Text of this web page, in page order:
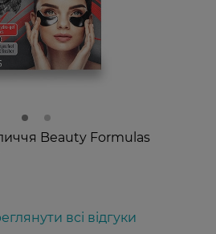
Beauty Formulas
всі відгуки